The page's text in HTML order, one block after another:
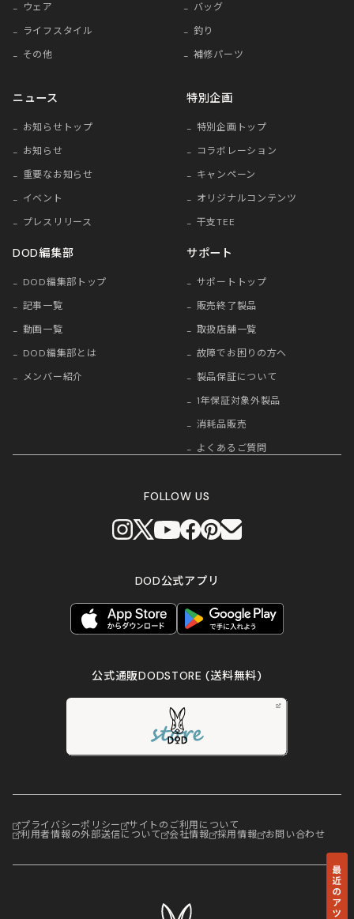
ウェア
バッグ
ライフスタイル
釣り
その他
補修パーツ
ニュース
お知らせトップ
お知らせ
重要なお知らせ
イベント
プレスリリース
特別企画
特別企画トップ
コラボレーション
キャンペーン
オリジナルコンテンツ
干支TEE
DOD編集部
DOD編集部トップ
記事一覧
動画一覧
DOD編集部とは
メンバー紹介
サポート
サポートトップ
販売終了製品
取扱店舗一覧
故障でお困りの方へ
製品保証について
1年保証対象外製品
消耗品販売
よくあるご質問
FOLLOW US
DOD公式アプリ
公式通販DODSTORE(送料無料)
プライバシーポリシー サイトのご利用について
利用者情報の外部送信について 会社情報 採用情報 お問い合わせ